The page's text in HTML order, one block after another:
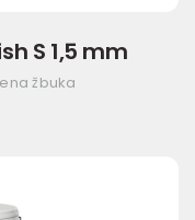
S 1,5 mm
žbuka